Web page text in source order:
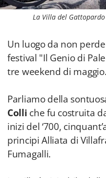
La Villa del
Un luogo da non
festival "Il Genio di
tre weekend di maggio.
Parliamo della
Colli che fu costruita
inizi del ‘700,
principi Alliata di
Fumagalli.